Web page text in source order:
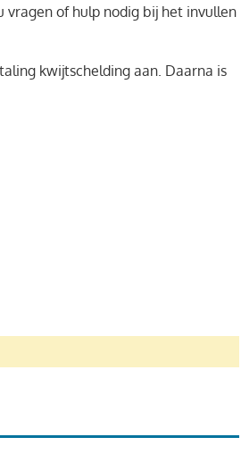
vragen of hulp nodig bij het invullen
kwijtschelding aan. Daarna is